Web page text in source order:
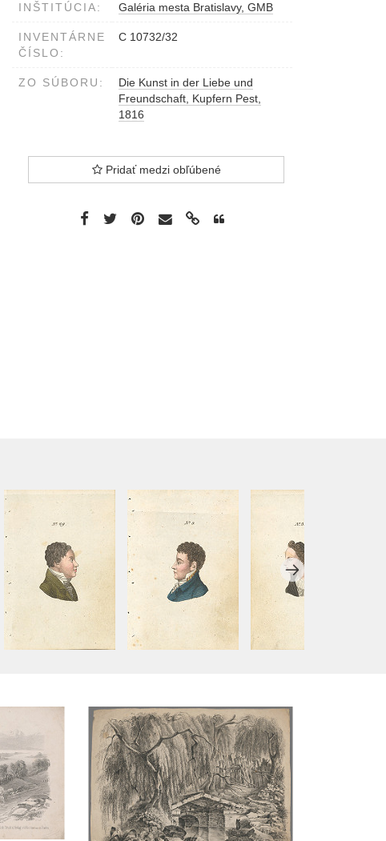
INŠTITÚCIA: Galéria mesta Bratislavy, GMB
INVENTÁRNE
ČÍSLO:
C 10732/32
ZO SÚBORU:
Die Kunst in der Liebe und
Freundschaft, Kupfern Pest,
1816
Pridať medzi obľúbené